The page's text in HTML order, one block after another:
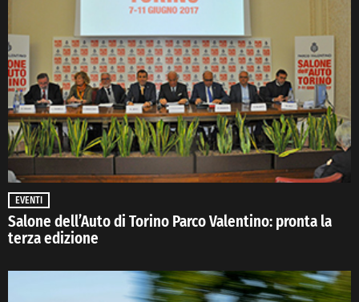
EVENTI
Salone dell’Auto di Torino Parco Valentino: pronta la
terza edizione